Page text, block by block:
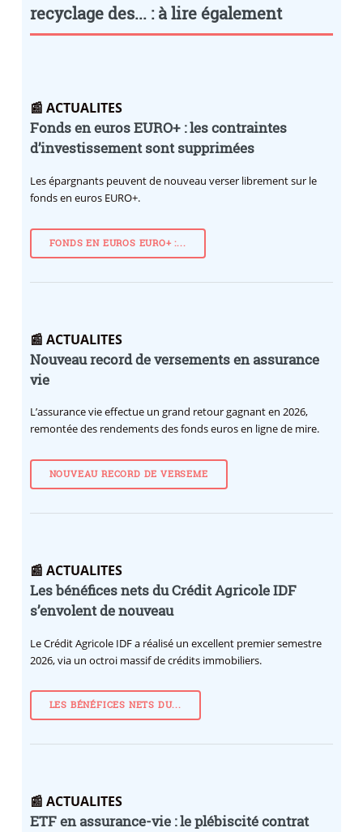
recyclage des... : à lire également
📰 ACTUALITES
Fonds en euros EURO+ : les contraintes
d’investissement sont supprimées
Les épargnants peuvent de nouveau verser librement sur le
fonds en euros EURO+.
FONDS EN EUROS EURO+ :...
📰 ACTUALITES
Nouveau record de versements en assurance
vie
L’assurance vie effectue un grand retour gagnant en 2026,
remontée des rendements des fonds euros en ligne de mire.
NOUVEAU RECORD DE VERSEME
📰 ACTUALITES
Les bénéfices nets du Crédit Agricole IDF
s’envolent de nouveau
Le Crédit Agricole IDF a réalisé un excellent premier semestre
2026, via un octroi massif de crédits immobiliers.
LES BÉNÉFICES NETS DU...
📰 ACTUALITES
ETF en assurance-vie : le plébiscité contrat